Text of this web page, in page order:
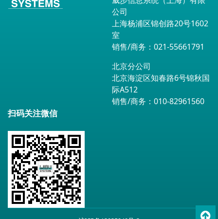
To
公司
上海杨浦区锦创路20号1602
室
销售/商务：021-55661791
北京分公司
北京海淀区知春路6号锦秋国
际A512
销售/商务：010-82961560
扫码关注微信